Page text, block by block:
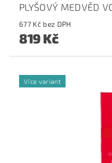
PLYŠOVÝ MEDVĚD
677 Kč bez DPH
819 Kč
Více variant